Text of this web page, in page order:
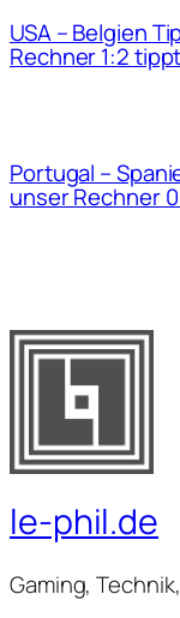
USA – Belgien
Rechner 1:2 tippt
Portugal –
unser Rechner
le-phil.de
Gaming,